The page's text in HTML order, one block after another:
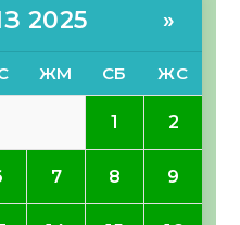
2025 »
ЖМ СБ ЖС
1 2
7 8 9